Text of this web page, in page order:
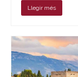
Llegir més